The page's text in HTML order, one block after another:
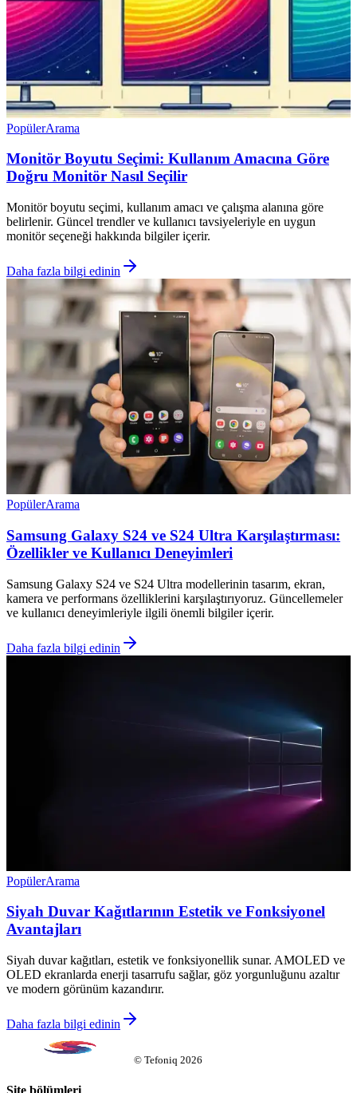
PopülerArama
Monitör Boyutu Seçimi: Kullanım Amacına Göre
Doğru Monitör Nasıl Seçilir
Monitör boyutu seçimi, kullanım amacı ve çalışma alanına göre
belirlenir. Güncel trendler ve kullanıcı tavsiyeleriyle en uygun
monitör seçeneği hakkında bilgiler içerir.
Daha fazla bilgi edinin
PopülerArama
Samsung Galaxy S24 ve S24 Ultra Karşılaştırması:
Özellikler ve Kullanıcı Deneyimleri
Samsung Galaxy S24 ve S24 Ultra modellerinin tasarım, ekran,
kamera ve performans özelliklerini karşılaştırıyoruz. Güncellemeler
ve kullanıcı deneyimleriyle ilgili önemli bilgiler içerir.
Daha fazla bilgi edinin
PopülerArama
Siyah Duvar Kağıtlarının Estetik ve Fonksiyonel
Avantajları
Siyah duvar kağıtları, estetik ve fonksiyonellik sunar. AMOLED ve
OLED ekranlarda enerji tasarrufu sağlar, göz yorgunluğunu azaltır
ve modern görünüm kazandırır.
Daha fazla bilgi edinin
© Tefoniq 2026